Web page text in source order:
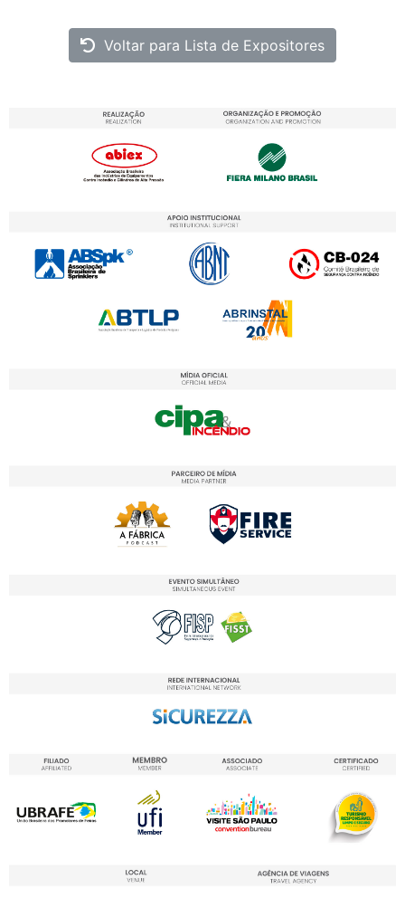
Voltar para Lista de Expositores